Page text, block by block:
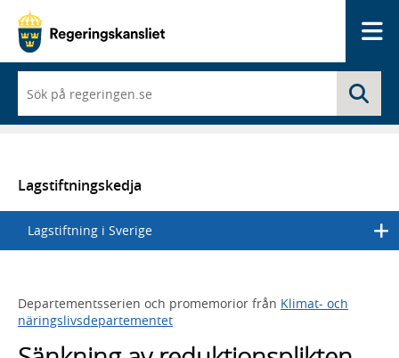
du
börjar
skriva
en
lista
med
sökförslag
Lagstiftningskedja
Lagstiftning i Sverige
Departementsserien och promemorior från Klimat- och
näringslivsdepartementet